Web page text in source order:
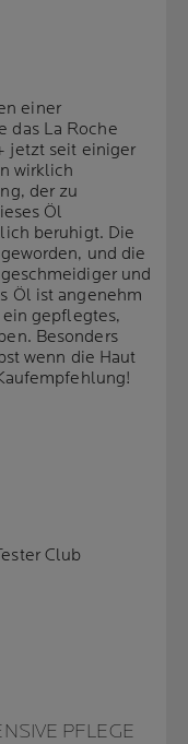
einer
das La Roche
jetzt seit einiger
wirklich
der zu
Öl
beruhigt. Die
und die
und
Öl ist angenehm
gepflegtes,
Besonders
wenn die Haut
Club
PFLEGE